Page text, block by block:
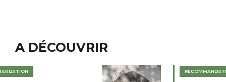
A DÉCOUVRIR
RECOMMANDATION